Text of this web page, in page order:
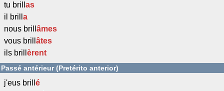
tu brill as
il brill a
nous brill âmes
vous brill âtes
ils brill èrent
Passé antérieur (Pretérito anterior)
j'eus brill é